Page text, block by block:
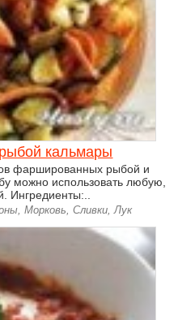
кальмары
фаршированных рыбой и
можно использовать любую,
Ингредиенты:..
Морковь, Сливки, Лук